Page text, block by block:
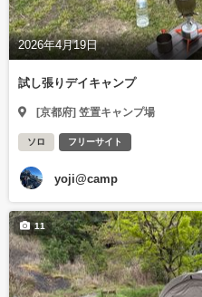
2026年4月19日
試し張りデイキャンプ
[京都府] 笠置キャンプ場
ソロ フリーサイト
yoji@camp
11